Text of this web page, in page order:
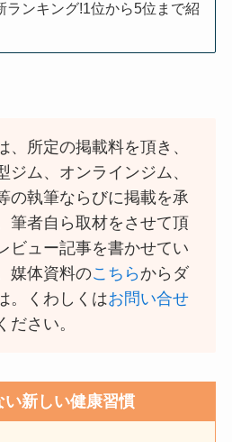
ランキング!1位から5位まで紹
、所定の掲載料を頂き、
ジム、オンラインジム、
の執筆ならびに掲載を承
筆者自ら取材をさせて頂
ビュー記事を書かせてい
媒体資料のこちら からダ
。くわしくはお問い合せ
ださい。
い新しい健康習慣